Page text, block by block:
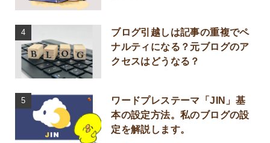
ブログ引越しは記事の重複でペ
ナルティになる？元ブログのア
クセスはどうなる？
ワードプレステーマ「JIN」基
本の設定方法。私のブログの設
定を解説します。